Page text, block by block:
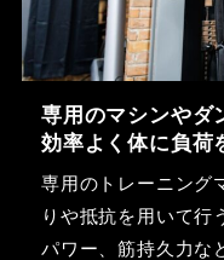
専用のマシンやダ
効率よく体に負荷
専用のトレーニング
りや抵抗を用いて行
パワー、筋持久力な